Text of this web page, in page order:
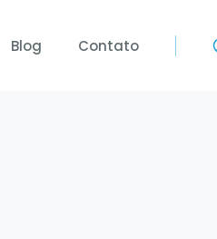
Blog Contato